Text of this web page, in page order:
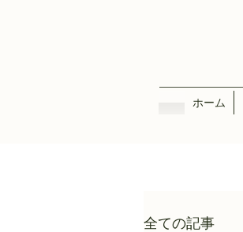
ホーム
全ての記事